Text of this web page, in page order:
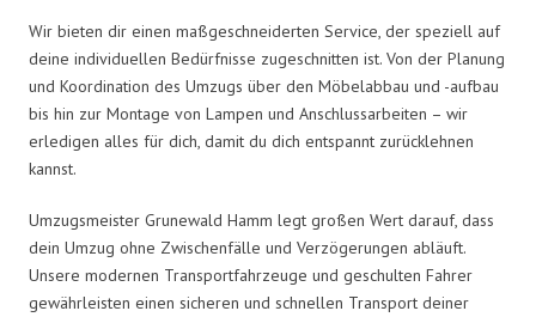
Wir bieten dir einen maßgeschneiderten Service, der speziell auf
deine individuellen Bedürfnisse zugeschnitten ist. Von der Planung
und Koordination des Umzugs über den Möbelabbau und -aufbau
bis hin zur Montage von Lampen und Anschlussarbeiten – wir
erledigen alles für dich, damit du dich entspannt zurücklehnen
kannst.
Umzugsmeister Grunewald Hamm legt großen Wert darauf, dass
dein Umzug ohne Zwischenfälle und Verzögerungen abläuft.
Unsere modernen Transportfahrzeuge und geschulten Fahrer
gewährleisten einen sicheren und schnellen Transport deiner